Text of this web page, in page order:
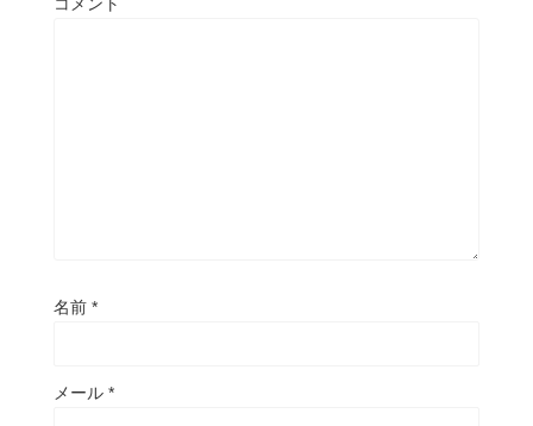
名前 *
メール *